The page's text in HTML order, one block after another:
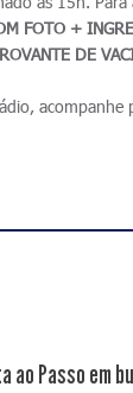
FOTO +
DE
acompanhe
ao Passo em